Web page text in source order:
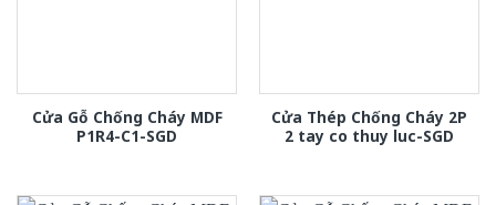
Cửa Gỗ Chống Cháy MDF
P1R4-C1-SGD
Cửa Thép Chống Cháy 2P
2 tay co thuy luc-SGD